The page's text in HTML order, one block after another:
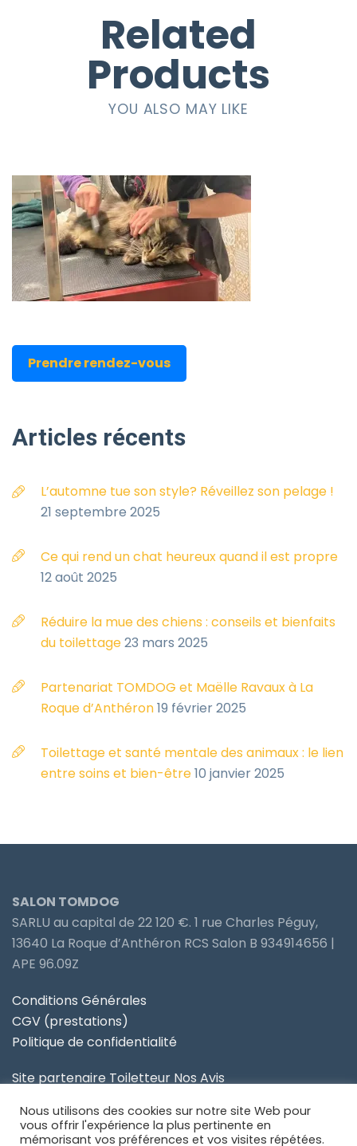
Related
Products
YOU ALSO MAY LIKE
Prendre rendez-vous
Articles récents
L’automne tue son style? Réveillez son pelage !
21 septembre 2025
Ce qui rend un chat heureux quand il est propre
12 août 2025
Réduire la mue des chiens : conseils et bienfaits
du toilettage23 mars 2025
Partenariat TOMDOG et Maëlle Ravaux à La
Roque d’Anthéron19 février 2025
Toilettage et santé mentale des animaux : le lien
entre soins et bien-être10 janvier 2025
SALON TOMDOG
SARLU au capital de 22 120 €. 1 rue Charles Péguy,
13640 La Roque d’Anthéron RCS Salon B 934914656 |
APE 96.09Z
Conditions Générales
CGV (prestations)
Politique de confidentialité
Site partenaire Toiletteur Nos Avis
Site partenaire Anidom
Nous utilisons des cookies sur notre site Web pour
vous offrir l'expérience la plus pertinente en
mémorisant vos préférences et vos visites répétées.